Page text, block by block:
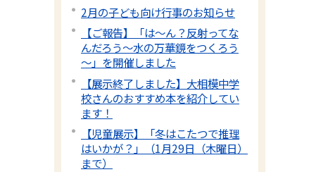
2月の子ども向け行事のお知らせ
【ご報告】「は～ん？反射ってな
んだろう～水の万華鏡をつくろう
～」を開催しました
【展示終了しました】大相模中学
校さんのおすすめ本を紹介してい
ます！
【児童展示】「冬はこたつで推理
はいかが？」（1月29日（木曜日）
まで）